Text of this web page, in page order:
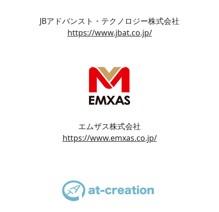
JBアドバンスト・テクノロジー株式会社
https://www.jbat.co.jp/
エムザス株式会社
https://www.emxas.co.jp/